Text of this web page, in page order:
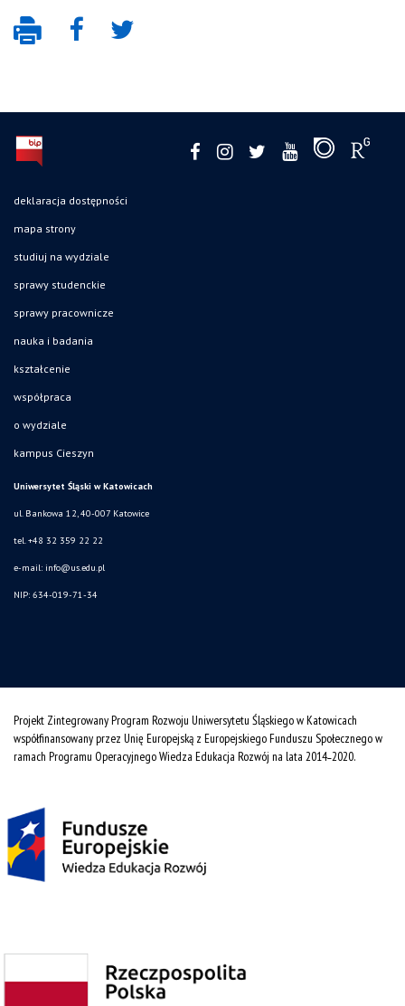
deklaracja dostępności
mapa strony
studiuj na wydziale
sprawy studenckie
sprawy pracownicze
nauka i badania
kształcenie
współpraca
o wydziale
kampus Cieszyn
Uniwersytet Śląski w Katowicach
ul. Bankowa 12, 40-007 Katowice
tel. +48 32 359 22 22
e-mail: info@us.edu.pl
NIP: 634-019-71-34
Projekt Zintegrowany Program Rozwoju Uniwersytetu Śląskiego w Katowicach
współfinansowany przez Unię Europejską z Europejskiego Funduszu Społecznego w
ramach Programu Operacyjnego Wiedza Edukacja Rozwój na lata 2014˗2020.